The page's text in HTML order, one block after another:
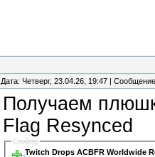
Дата: Четверг, 23.04.26, 19:47 |
Получаем
Flag Resynced
Спойлер
Twitch Drops ACBFR Worldwide